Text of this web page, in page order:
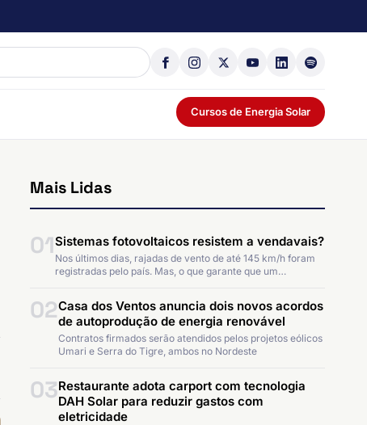
Cursos de Energia Solar
Mais Lidas
01Sistemas fotovoltaicos resistem a vendavais?
Nos últimos dias, rajadas de vento de até 145 km/h foram
registradas pelo país. Mas, o que garante que um…
02Casa dos Ventos anuncia dois novos acordos
de autoprodução de energia renovável
Contratos firmados serão atendidos pelos projetos eólicos
Umari e Serra do Tigre, ambos no Nordeste
03Restaurante adota carport com tecnologia
DAH Solar para reduzir gastos com
eletricidade